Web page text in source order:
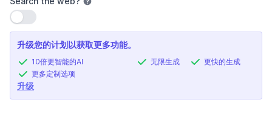
使用设置
升级您的计划以获取更多功能。
10倍更智能的AI
更多定制选项
无限生成 更快的生成
升级